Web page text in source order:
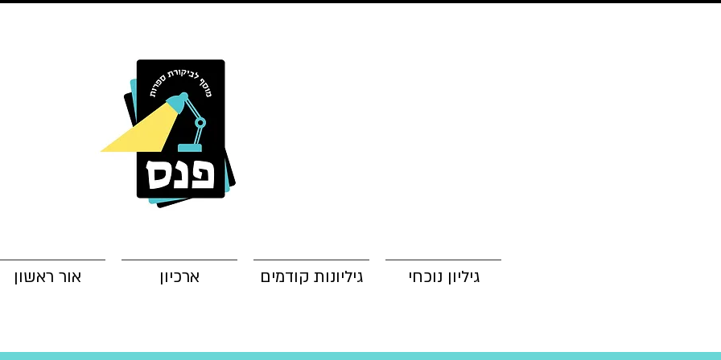
גיליון נוכחי גיליונות קודמים ארכיון אור ראשון